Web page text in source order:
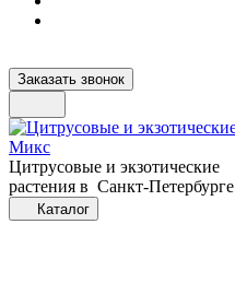
Заказать звонок
Цитрусовые и экзотические
растения в Санкт-Петербурге
Каталог